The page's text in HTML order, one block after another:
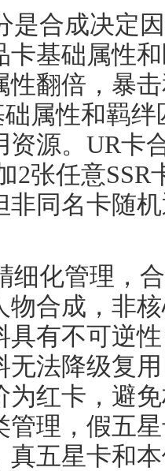
是合成决定
卡基础属性
性翻倍，暴
础属性和羁
资源。UR卡
2张任意
非同名卡随
细化管理，
物合成，非
具有不可逆
无法降级复
为红卡，避
管理，假五
真五星卡和